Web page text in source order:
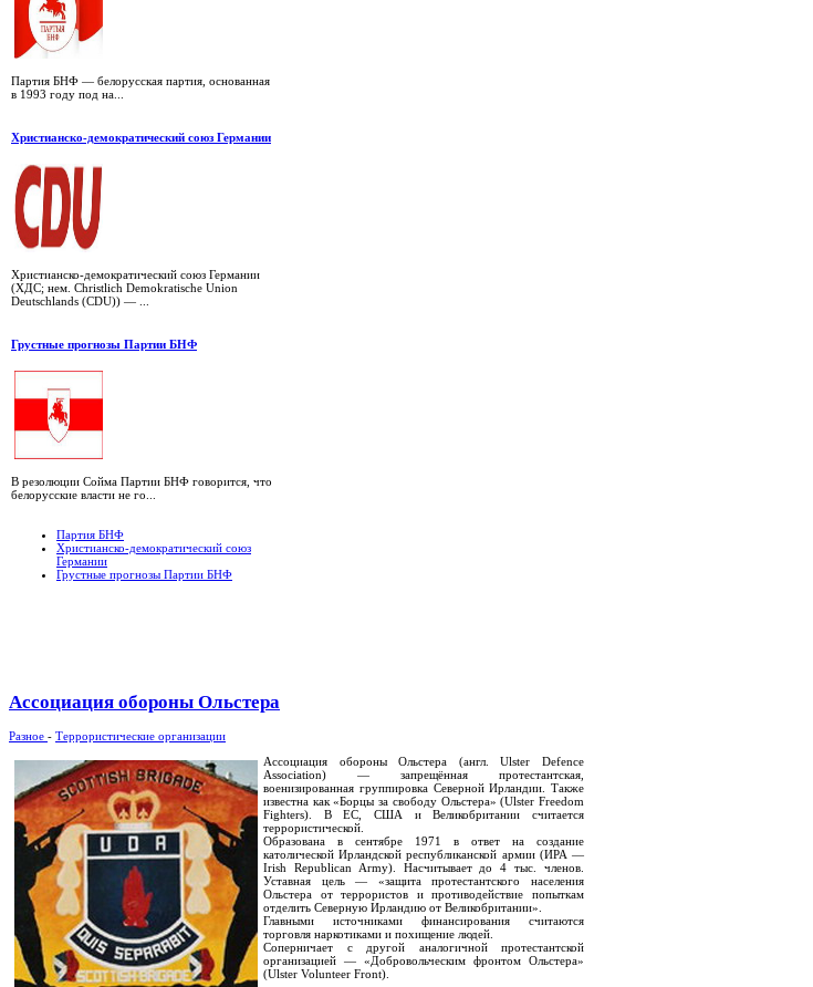
Партия БНФ — белорусская партия, основанная
в 1993 году под на...
Христианско-демократический союз Германии
Христианско-демократический союз Германии
(ХДС; нем. Christlich Demokratische Union
Deutschlands (CDU)) — ...
Грустные прогнозы Партии БНФ
В резолюции Сойма Партии БНФ говорится, что
белорусские власти не го...
Партия БНФ
Христианско-демократический союз
Германии
Грустные прогнозы Партии БНФ
Ассоциация обороны Ольстера
Разное - Террористические организации
Ассоциация обороны Ольстера (англ. Ulster Defence
Association) — запрещённая протестантская,
военизированная группировка Северной Ирландии. Также
известна как «Борцы за свободу Ольстера» (Ulster Freedom
Fighters). В ЕС, США и Великобритании считается
террористической.
Образована в сентябре 1971 в ответ на создание
католической Ирландской республиканской армии (ИРА —
Irish Republican Army). Насчитывает до 4 тыс. членов.
Уставная цель — «защита протестантского населения
Ольстера от террористов и противодействие попыткам
отделить Северную Ирландию от Великобритании».
Главными источниками финансирования считаются
торговля наркотиками и похищение людей.
Соперничает с другой аналогичной протестантской
организацией — «Добровольческим фронтом Ольстера»
(Ulster Volunteer Front).